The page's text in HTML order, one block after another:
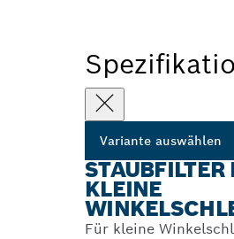
Variante auswählen
STAUBFILTER
KLEINE
Für kleine